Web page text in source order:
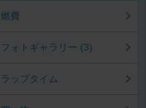
燃費
フォトギャラリー (3)
ラップタイム